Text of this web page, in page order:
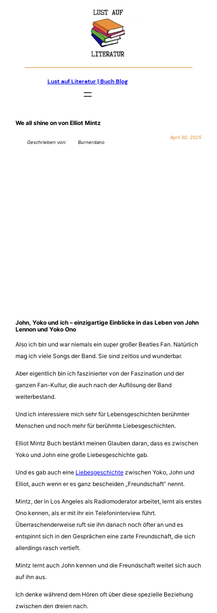
Lust auf Literatur | Buch Blog
We all shine on von Elliot Mintz
Geschrieben von: Burnerdano
April 30, 2025
John, Yoko und ich – einzigartige Einblicke in das Leben von John
Lennon und Yoko Ono
Also ich bin und war niemals ein super großer Beatles Fan. Natürlich
mag ich viele Songs der Band. Sie sind zeitlos und wunderbar.
Aber eigentlich bin ich faszinierter von der Faszination und der
ganzen Fan-Kultur, die auch nach der Auflösung der Band
weiterbestand.
Und ich interessiere mich sehr für Lebensgeschichten berühmter
Menschen und noch mehr für berühmte Liebesgeschichten.
Elliot Mintz Buch bestärkt meinen Glauben daran, dass es zwischen
Yoko und John eine große Liebesgeschichte gab.
Und es gab auch eine Liebesgeschichte zwischen Yoko, John und
Elliot, auch wenn er es ganz bescheiden „Freundschaft“ nennt.
Mintz, der in Los Angeles als Radiomoderator arbeitet, lernt als erstes
Ono kennen, als er mit ihr ein Telefoninterview führt.
Überraschenderweise ruft sie ihn danach noch öfter an und es
entspinnt sich in den Gesprächen eine zarte Freundschaft, die sich
allerdings rasch vertieft.
Mintz lernt auch John kennen und die Freundschaft weitet sich auch
auf ihn aus.
Ich denke während dem Hören oft über diese spezielle Beziehung
zwischen den dreien nach.